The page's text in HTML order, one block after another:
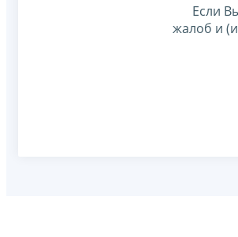
Если
жалоб и